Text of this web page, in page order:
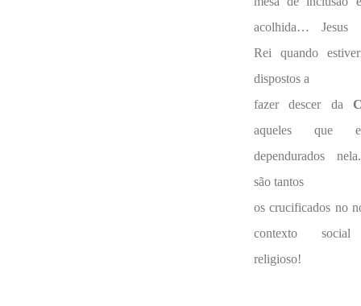
acolhida… Jesus
Rei quando
dispostos a
fazer descer da
aqueles que
dependurados
são tantos
os crucificados no
contexto
religioso!